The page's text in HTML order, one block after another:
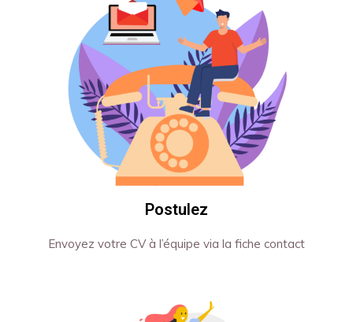
Postulez
Envoyez votre CV à l’équipe via la fiche contact